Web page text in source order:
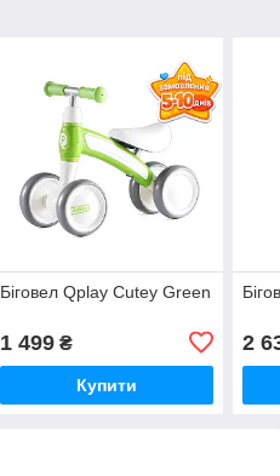
Біговел Qplay Cutey Green
1 499₴
Купити
2